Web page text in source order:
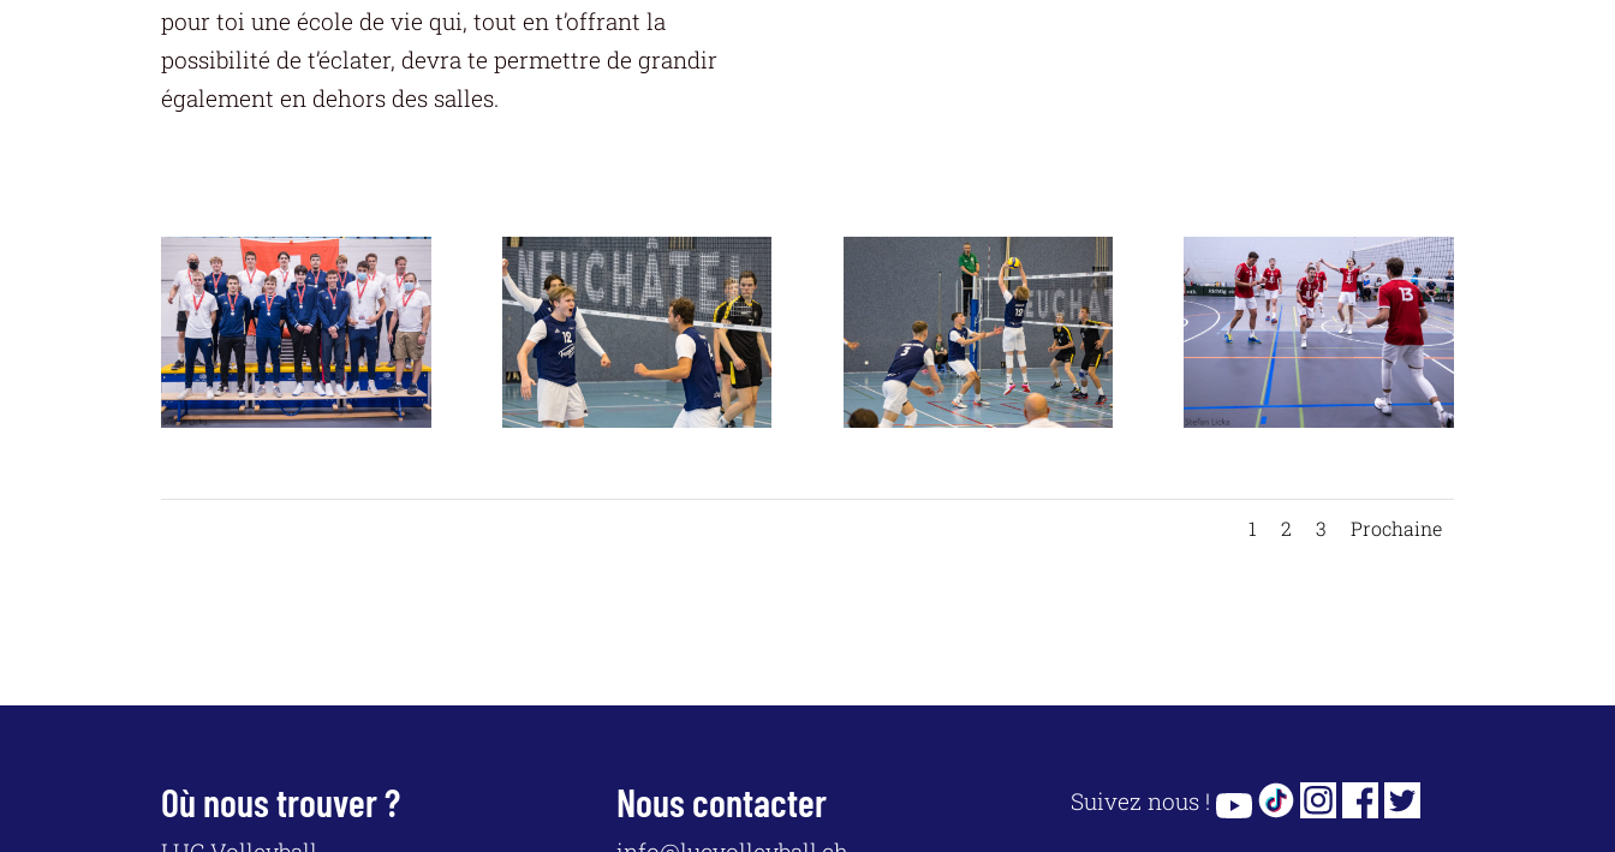
pour toi une école de vie qui, tout en t’offrant la
possibilité de t’éclater, devra te permettre de grandir
également en dehors des salles.
1 2 3 Prochaine
Où nous trouver ? Nous contacter Suivez nous !